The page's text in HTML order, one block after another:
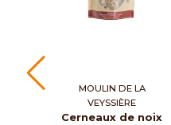
MOULIN DE LA
VEYSSIÈRE
Cerneaux de noix